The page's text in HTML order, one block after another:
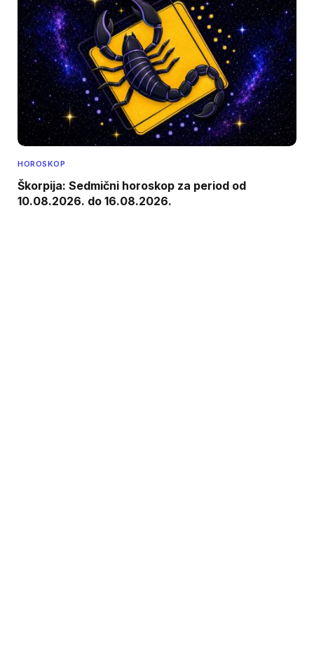
HOROSKOP
Škorpija: Sedmični horoskop za period od
10.08.2026. do 16.08.2026.